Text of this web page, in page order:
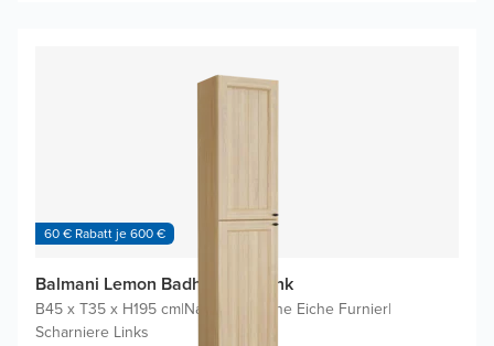
60 € Rabatt je 600 €
Balmani Lemon Badhochschrank
B45 x T35 x H195 cm|Naturbelassene Eiche Furnier|
Scharniere Links